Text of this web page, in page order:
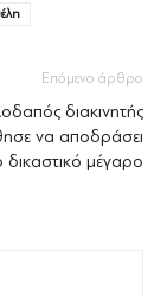
Επόμενο άρθρο
διακινητής
να αποδράσει
μέγαρο